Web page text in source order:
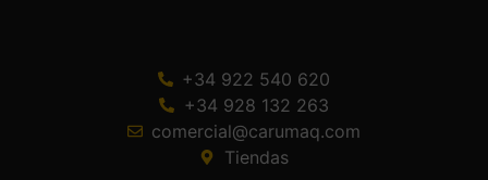
+34 922 540 620
+34 928 132 263
comercial@carumaq.com
Tiendas